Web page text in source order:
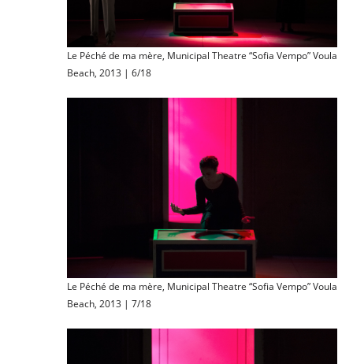
Le Péché de ma mère, Municipal Theatre “Sofia Vempo” Voula
Beach, 2013 | 6/18
Le Péché de ma mère, Municipal Theatre “Sofia Vempo” Voula
Beach, 2013 | 7/18